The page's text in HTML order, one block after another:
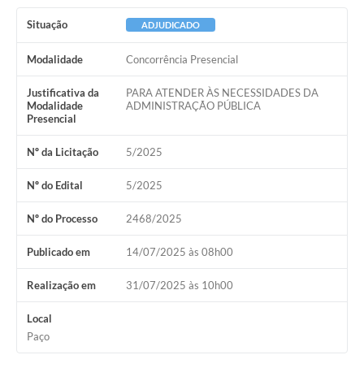
Situação ADJUDICADO
Modalidade Concorrência Presencial
Justificativa da
Modalidade
Presencial
PARA ATENDER ÀS NECESSIDADES DA
ADMINISTRAÇÃO PÚBLICA
Nº da Licitação 5/2025
Nº do Edital 5/2025
Nº do Processo 2468/2025
Publicado em 14/07/2025 às 08h00
Realização em 31/07/2025 às 10h00
Local
Paço